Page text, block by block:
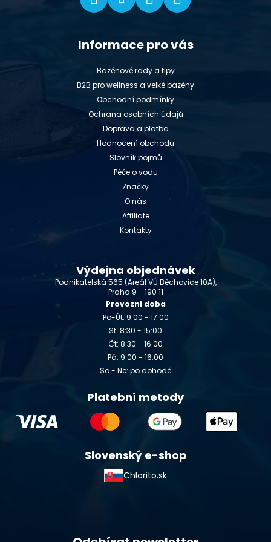
Informace pro vás
Bazénové rady a tipy
B2B pro wellness a velké bazény
Obchodní podmínky
Ochrana osobních údajů
Doprava a platba
Hodnocení obchodu
Slovník pojmů
Péče o vodu
Značky
O nás
Affiliate
Kontakty
Výdejna objednávek
Podnikatelská 565 (Areál VÚ Běchovice 10A),
Praha 9 - 190 11
Provozní doba
Po-Út: 9:00 - 17:00
St: 8:30 - 15:00
Čt: 8:30 - 16:00
Pá: 9:00 - 16:00
So - Ne: po dohodě
Platební metody
Slovenský e-shop
Chlorito.sk